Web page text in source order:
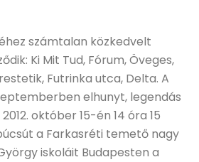
számtalan közkedvelt
Ki Mit Tud, Fórum, Öveges,
Futrinka utca, Delta. A
elhunyt, legendás
október 15-én 14 óra 15
a Farkasréti temető nagy
iskoláit Budapesten a